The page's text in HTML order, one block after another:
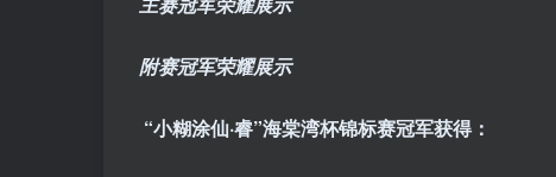
附赛冠军荣耀展示
“小糊涂仙·睿”海棠湾杯锦标赛冠军获得：